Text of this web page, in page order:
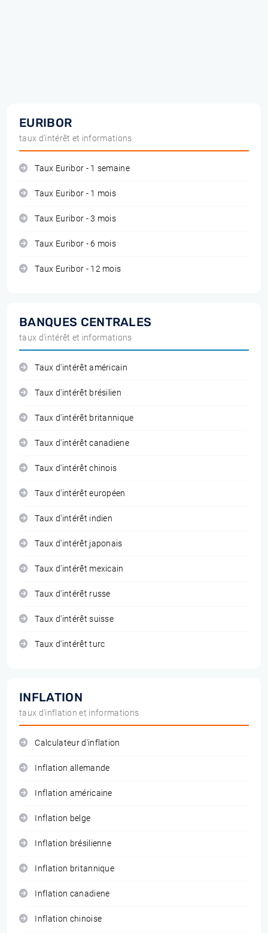
EURIBOR
taux d'intérêt et informations
Taux Euribor - 1 semaine
Taux Euribor - 1 mois
Taux Euribor - 3 mois
Taux Euribor - 6 mois
Taux Euribor - 12 mois
BANQUES CENTRALES
taux d'intérêt et informations
Taux d'intérêt américain
Taux d'intérêt brésilien
Taux d'intérêt britannique
Taux d'intérêt canadiene
Taux d'intérêt chinois
Taux d'intérêt européen
Taux d'intérêt indien
Taux d'intérêt japonais
Taux d'intérêt mexicain
Taux d'intérêt russe
Taux d'intérêt suisse
Taux d'intérêt turc
INFLATION
taux d'inflation et informations
Calculateur d'inflation
Inflation allemande
Inflation américaine
Inflation belge
Inflation brésilienne
Inflation britannique
Inflation canadiene
Inflation chinoise